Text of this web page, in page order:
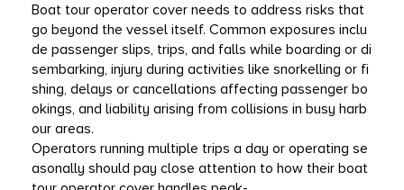
Boat tour operator cover needs to address risks that
go beyond the vessel itself. Common exposures inclu
de passenger slips, trips, and falls while boarding or di
sembarking, injury during activities like snorkelling or fi
shing, delays or cancellations affecting passenger bo
okings, and liability arising from collisions in busy harb
our areas.
Operators running multiple trips a day or operating se
asonally should pay close attention to how their boat